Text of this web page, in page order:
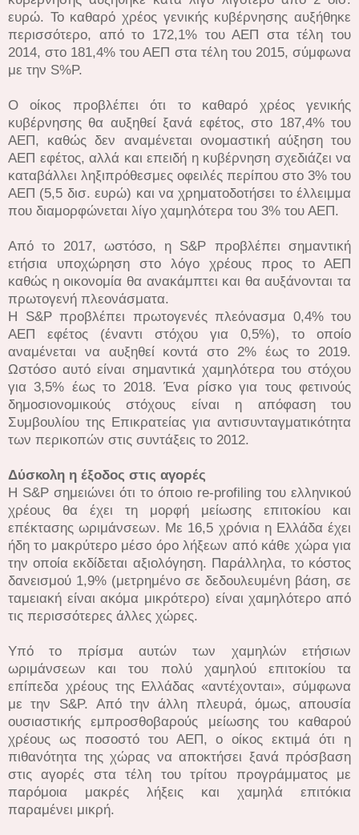
ευρώ. Το καθαρό χρέος γενικής κυβέρνησης αυξήθηκε
περισσότερο, από το 172,1% του ΑΕΠ στα τέλη του
2014, στο 181,4% του ΑΕΠ στα τέλη του 2015, σύμφωνα
με την S%P.
Ο οίκος προβλέπει ότι το καθαρό χρέος γενικής
κυβέρνησης θα αυξηθεί ξανά εφέτος, στο 187,4% του
ΑΕΠ, καθώς δεν αναμένεται ονομαστική αύξηση του
ΑΕΠ εφέτος, αλλά και επειδή η κυβέρνηση σχεδιάζει να
καταβάλλει ληξιπρόθεσμες οφειλές περίπου στο 3% του
ΑΕΠ (5,5 δισ. ευρώ) και να χρηματοδοτήσει το έλλειμμα
που διαμορφώνεται λίγο χαμηλότερα του 3% του ΑΕΠ.
Από το 2017, ωστόσο, η S&P προβλέπει σημαντική
ετήσια υποχώρηση στο λόγο χρέους προς το ΑΕΠ
καθώς η οικονομία θα ανακάμπτει και θα αυξάνονται τα
πρωτογενή πλεονάσματα.
Η S&P προβλέπει πρωτογενές πλεόνασμα 0,4% του
ΑΕΠ εφέτος (έναντι στόχου για 0,5%), το οποίο
αναμένεται να αυξηθεί κοντά στο 2% έως το 2019.
Ωστόσο αυτό είναι σημαντικά χαμηλότερα του στόχου
για 3,5% έως το 2018. Ένα ρίσκο για τους φετινούς
δημοσιονομικούς στόχους είναι η απόφαση του
Συμβουλίου της Επικρατείας για αντισυνταγματικότητα
των περικοπών στις συντάξεις το 2012.
Δύσκολη η έξοδος στις αγορές
H S&P σημειώνει ότι το όποιο re-profiling του ελληνικού
χρέους θα έχει τη μορφή μείωσης επιτοκίου και
επέκτασης ωριμάνσεων. Με 16,5 χρόνια η Ελλάδα έχει
ήδη το μακρύτερο μέσο όρο λήξεων από κάθε χώρα για
την οποία εκδίδεται αξιολόγηση. Παράλληλα, το κόστος
δανεισμού 1,9% (μετρημένο σε δεδουλευμένη βάση, σε
ταμειακή είναι ακόμα μικρότερο) είναι χαμηλότερο από
τις περισσότερες άλλες χώρες.
Υπό το πρίσμα αυτών των χαμηλών ετήσιων
ωριμάνσεων και του πολύ χαμηλού επιτοκίου τα
επίπεδα χρέους της Ελλάδας «αντέχονται», σύμφωνα
με την S&P. Από την άλλη πλευρά, όμως, απουσία
ουσιαστικής εμπροσθοβαρούς μείωσης του καθαρού
χρέους ως ποσοστό του ΑΕΠ, ο οίκος εκτιμά ότι η
πιθανότητα της χώρας να αποκτήσει ξανά πρόσβαση
στις αγορές στα τέλη του τρίτου προγράμματος με
παρόμοια μακρές λήξεις και χαμηλά επιτόκια
παραμένει μικρή.